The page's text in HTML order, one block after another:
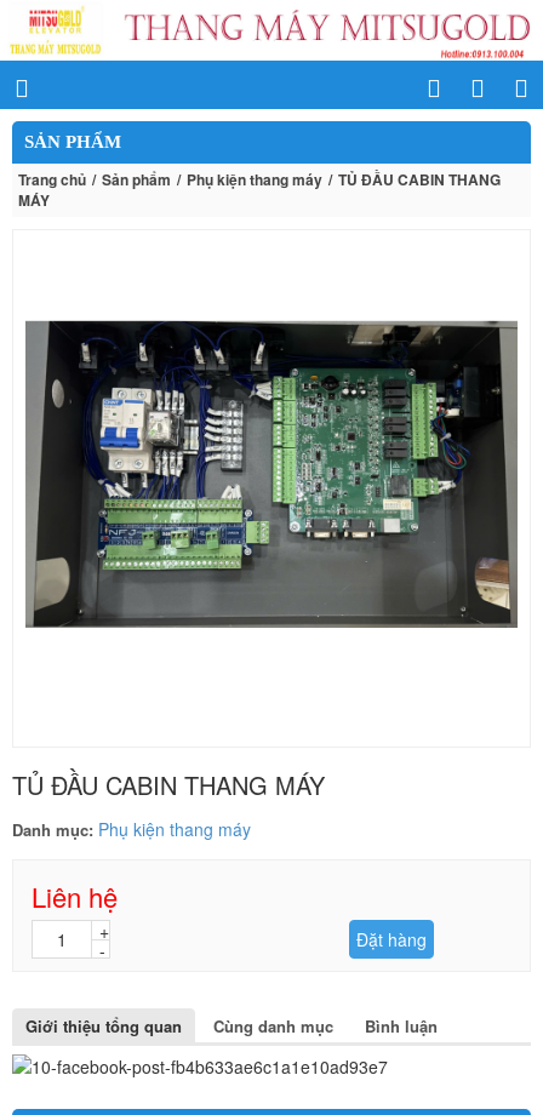
SẢN PHẨM
Trang chủ Sản phẩm Phụ kiện thang máy
TỦ ĐẦU CABIN THANG
MÁY
TỦ ĐẦU CABIN THANG MÁY
Danh mục: Phụ kiện thang máy
Liên hệ
Đặt hàng
Giới thiệu tổng quan Cùng danh mục Bình luận